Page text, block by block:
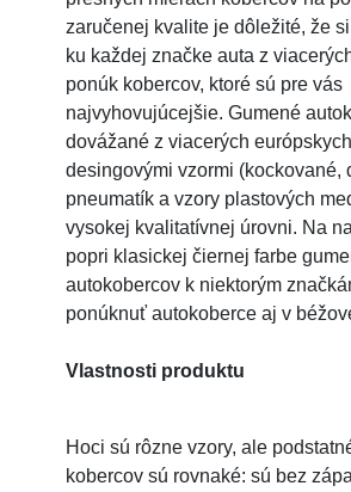
zaručenej kvalite je dôležité, že
ku každej značke auta z
ponúk kobercov, ktoré sú pre vás
najvyhovujúcejšie. Gumené
dovážané z viacerých
desingovými vzormi (kockované,
pneumatík a vzory plastových
vysokej kvalitatívnej úrovni. Na
popri klasickej čiernej farbe
autokobercov k niektorým
ponúknuť autokoberce aj v
Vlastnosti produktu
Hoci sú rôzne vzory, ale
kobercov sú rovnaké: sú bez